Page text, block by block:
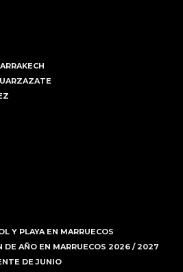
Y PLAYA EN MARRUECOS
DE AÑO EN MARRUECOS 2026 / 2027
DE JUNIO